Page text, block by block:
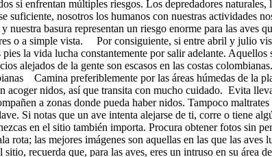
enfrentan múltiples riesgos. Los depredadores naturales,
suficiente, nosotros los humanos con nuestras
nuestra basura representan un riesgo enorme para las
o a simple vista. Por consiguiente, si entre abril y julio
la vida lucha constantemente por salir adelante.
alejados de la gente son escasos en las costas
Camina preferiblemente por las áreas húmedas de la
acoger nidos, así que transita con mucho cuidado. Evita
a zonas donde pueda haber nidos. Tampoco
Si notas que un ave intenta alejarse de ti, corre o tiene
en el sitio también importa. Procura obtener fotos sin
rota; las mejores imágenes son aquellas en las que las
recuerda que, para las aves, eres un intruso en su